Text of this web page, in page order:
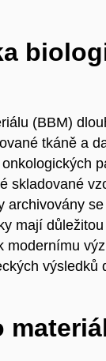
(BBM)
tkáně a
skladované
archivovány
mají
modernímu
výsledků